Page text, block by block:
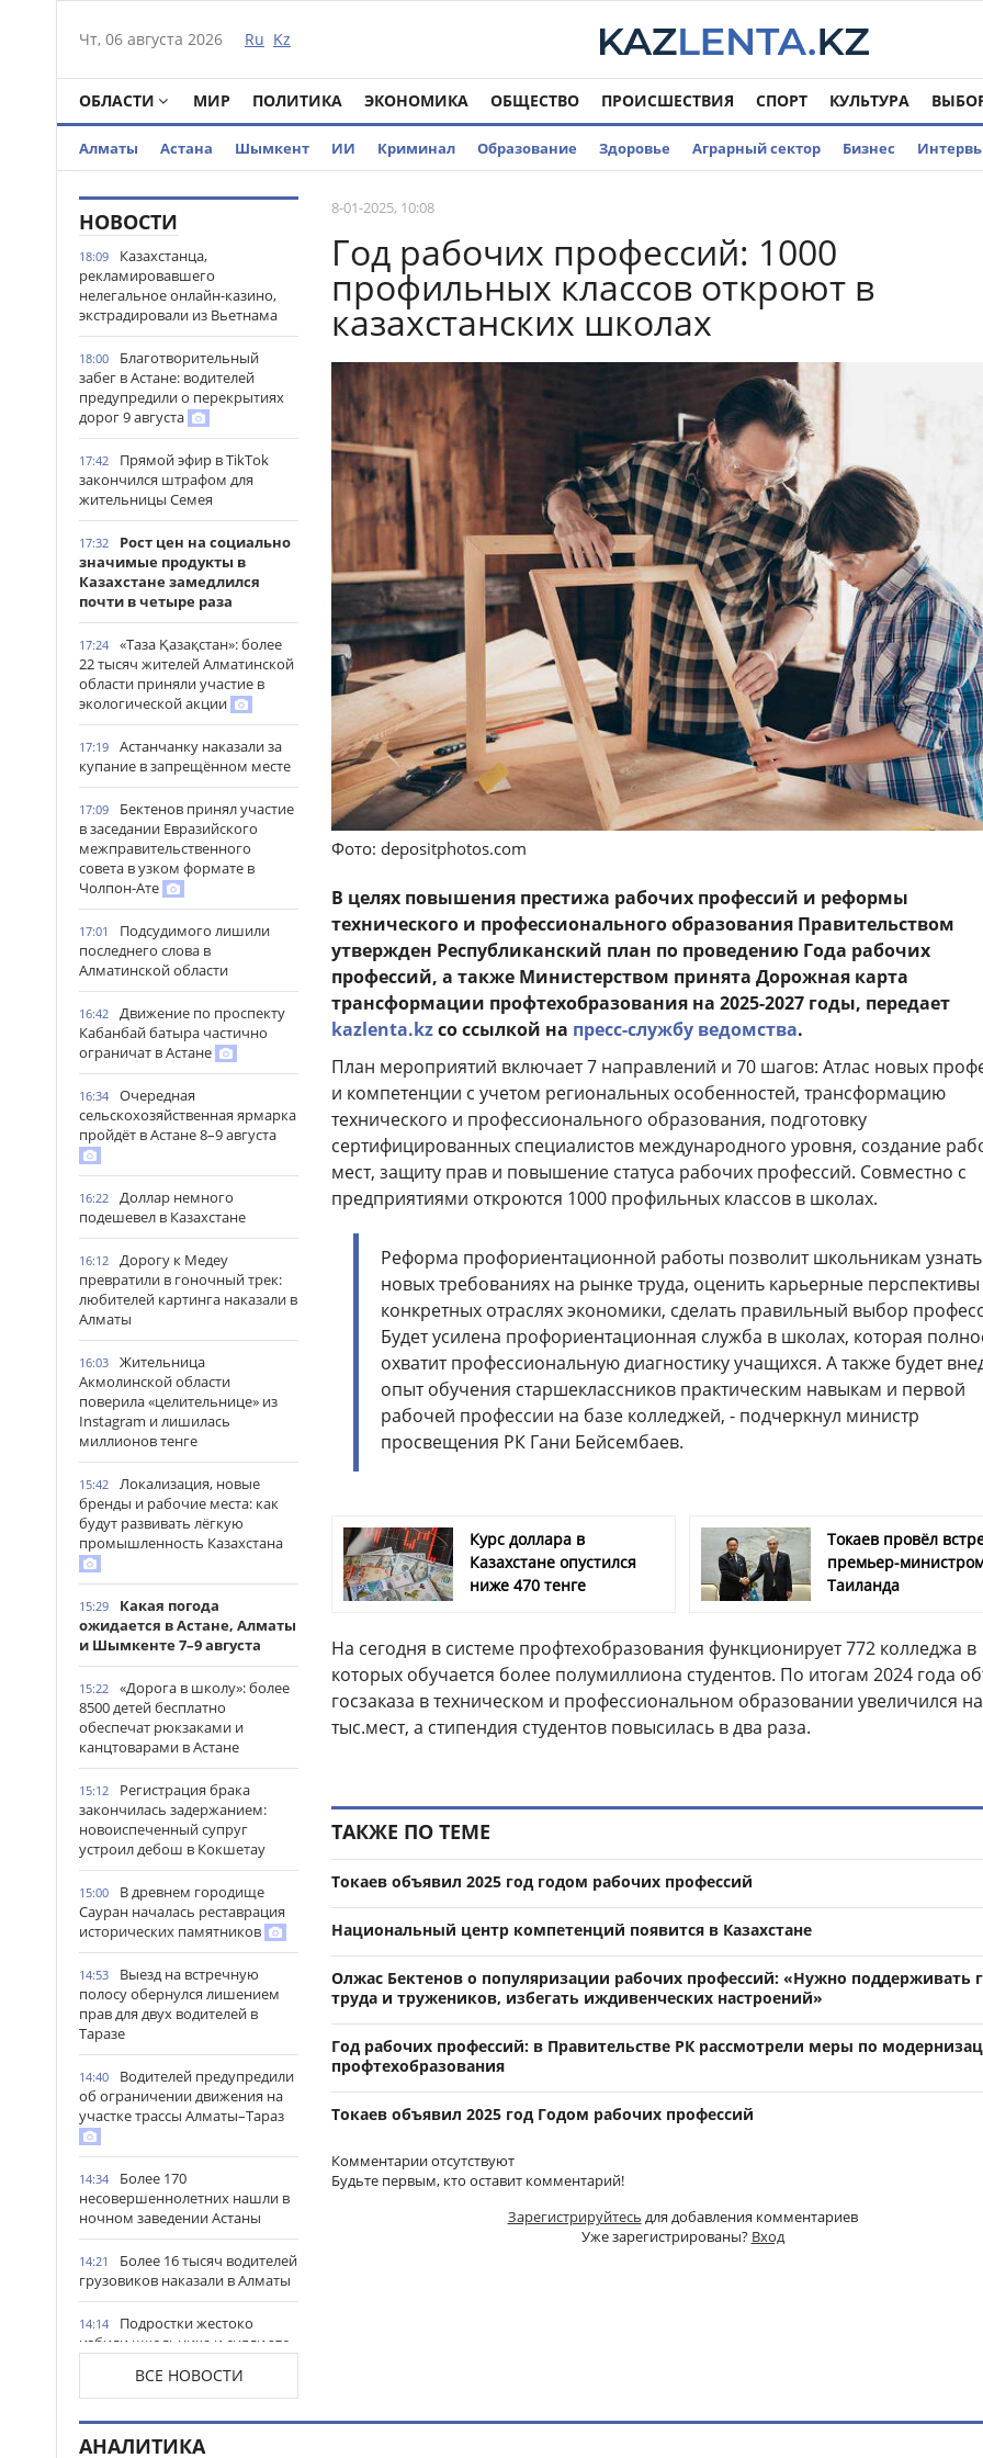
Чт, 06 августа 2026 Ru Kz
ОБЛАСТИ МИР ПОЛИТИКА ЭКОНОМИКА ОБЩЕСТВО ПРОИСШЕСТВИЯ СПОРТ КУЛЬТУРА
Алматы Астана Шымкент ИИ Криминал Образование Здоровье Аграрный сектор Бизнес
НОВОСТИ
18:09
Казахстанца,
рекламировавшего
нелегальное онлайн-казино,
экстрадировали из Вьетнама
18:00
Благотворительный
забег в Астане: водителей
предупредили о перекрытиях
дорог 9 августа
17:42
Прямой эфир в TikTok
закончился штрафом для
жительницы Семея
17:32
Рост цен на социально
значимые продукты в
Казахстане замедлился
почти в четыре раза
17:24
«Таза Қазақстан»: более
22 тысяч жителей Алматинской
области приняли участие в
экологической акции
17:19
Астанчанку наказали за
купание в запрещённом месте
17:09
Бектенов принял участие
в заседании Евразийского
межправительственного
совета в узком формате в
Чолпон-Ате
17:01
Подсудимого лишили
последнего слова в
Алматинской области
16:42
Движение по проспекту
Кабанбай батыра частично
ограничат в Астане
16:34
Очередная
сельскохозяйственная ярмарка
пройдёт в Астане 8–9 августа
16:22
Доллар немного
подешевел в Казахстане
16:12
Дорогу к Медеу
превратили в гоночный трек:
любителей картинга наказали в
Алматы
16:03
Жительница
Акмолинской области
поверила «целительнице» из
Instagram и лишилась
миллионов тенге
15:42
Локализация, новые
бренды и рабочие места: как
будут развивать лёгкую
промышленность Казахстана
15:29
Какая погода
ожидается в Астане, Алматы
и Шымкенте 7–9 августа
15:22
«Дорога в школу»: более
8500 детей бесплатно
обеспечат рюкзаками и
канцтоварами в Астане
15:12
Регистрация брака
закончилась задержанием:
новоиспеченный супруг
устроил дебош в Кокшетау
15:00
В древнем городище
Сауран началась реставрация
исторических памятников
14:53
Выезд на встречную
полосу обернулся лишением
прав для двух водителей в
Таразе
14:40
Водителей предупредили
об ограничении движения на
участке трассы Алматы–Тараз
14:34
Более 170
несовершеннолетних нашли в
ночном заведении Астаны
14:21
Более 16 тысяч водителей
грузовиков наказали в Алматы
14:14
Подростки жестоко
избили школьника и сняли это
14:05
Итоги ЕНТ-2026: сколько
абитуриентов смогут
ВСЕ НОВОСТИ
8-01-2025, 10:08
Год рабочих профессий: 1000
профильных классов откроют в
казахстанских школах
Фото: depositphotos.com
В целях повышения престижа рабочих профессий и реформы
технического и профессионального образования Правительством
утвержден Республиканский план по проведению Года рабочих
профессий, а также Министерством принята Дорожная карта
трансформации профтехобразования на 2025-2027 годы, передает
kazlenta.kzсо ссылкой на пресс-службу ведомства.
План мероприятий включает 7 направлений и 70 шагов: Атлас новых
и компетенции с учетом региональных особенностей, трансформацию
технического и профессионального образования, подготовку
сертифицированных специалистов международного уровня, создание
мест, защиту прав и повышение статуса рабочих профессий. Совместно с
предприятиями откроются 1000 профильных классов в школах.
Реформа профориентационной работы позволит школьникам
новых требованиях на рынке труда, оценить карьерные перспективы
конкретных отраслях экономики, сделать правильный выбор
Будет усилена профориентационная служба в школах, которая
охватит профессиональную диагностику учащихся. А также будет
опыт обучения старшеклассников практическим навыкам и первой
рабочей профессии на базе колледжей, - подчеркнул министр
просвещения РК Гани Бейсембаев.
Курс доллара в
Казахстане опустился
ниже 470 тенге
Токаев провёл
премьер-
Таиланда
На сегодня в системе профтехобразования функционирует 772 колледжа в
которых обучается более полумиллиона студентов. По итогам 2024 года
госзаказа в техническом и профессиональном образовании увеличился
тыс.мест, а стипендия студентов повысилась в два раза.
ТАКЖЕ ПО ТЕМЕ
Токаев объявил 2025 год годом рабочих профессий
Национальный центр компетенций появится в Казахстане
Олжас Бектенов о популяризации рабочих профессий: «Нужно поддерживать
труда и тружеников, избегать иждивенческих настроений»
Год рабочих профессий: в Правительстве РК рассмотрели меры по
профтехобразования
Токаев объявил 2025 год Годом рабочих профессий
Комментарии отсутствуют
Будьте первым, кто оставит комментарий!
Зарегистрируйтесь для добавления комментариев
Уже зарегистрированы? Вход
АНАЛИТИКА